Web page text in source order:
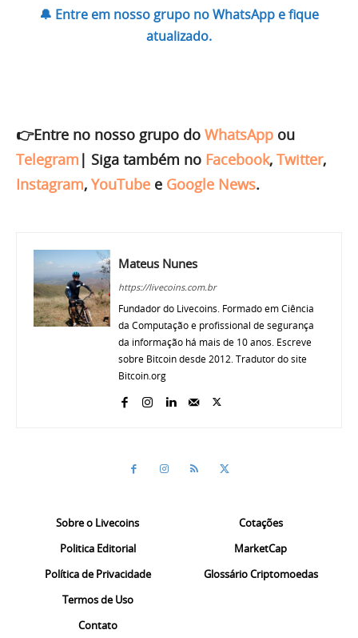
🔔 Entre em nosso grupo no WhatsApp e fique
atualizado.
👉Entre no nosso grupo do WhatsApp ou
Telegram | Siga também no Facebook, Twitter,
Instagram, YouTube e Google News.
Mateus Nunes
https://livecoins.com.br
Fundador do Livecoins. Formado em Ciência
da Computação e profissional de segurança
da informação há mais de 10 anos. Escreve
sobre Bitcoin desde 2012. Tradutor do site
Bitcoin.org
Sobre o Livecoins
Politica Editorial
Política de Privacidade
Termos de Uso
Contato
Cotações
MarketCap
Glossário Criptomoedas